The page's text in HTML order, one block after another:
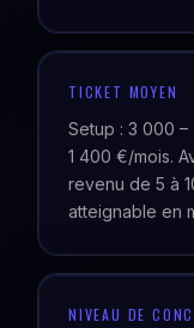
TICKET MOYEN
Setup : 3 000
1 400 €/mois.
revenu de 5 à
atteignable en
NIVEAU DE